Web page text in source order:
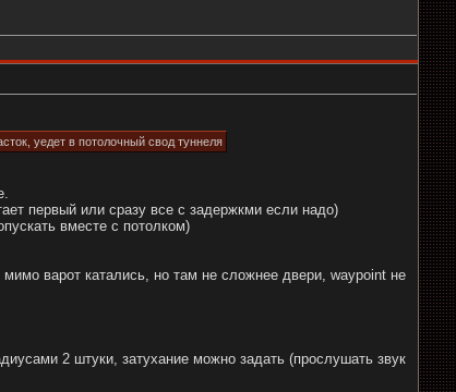
уедет в потолочный свод туннеля
первый или сразу все с задержкми если надо)
вместе с потолком)
варот катались, но там не сложнее двери, waypoint не
2 штуки, затухание можно задать (прослушать звук